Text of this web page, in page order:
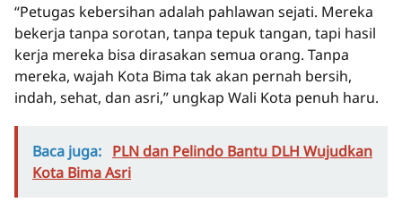
“Petugas kebersihan adalah pahlawan sejati. Mereka
bekerja tanpa sorotan, tanpa tepuk tangan, tapi hasil
kerja mereka bisa dirasakan semua orang. Tanpa
mereka, wajah Kota Bima tak akan pernah bersih,
indah, sehat, dan asri,” ungkap Wali Kota penuh haru.
Baca juga: PLN dan Pelindo Bantu DLH Wujudkan
Kota Bima Asri